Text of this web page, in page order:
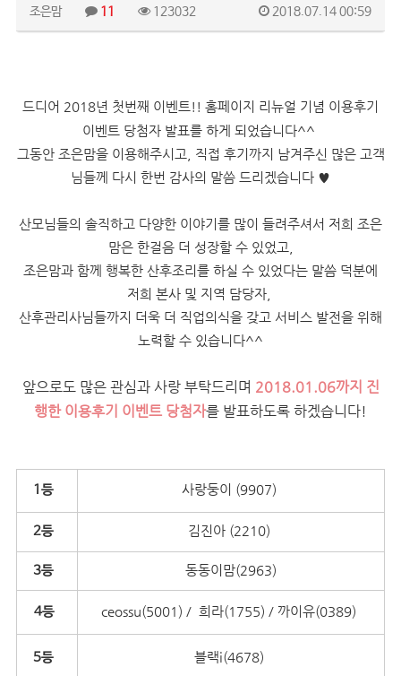
조은맘 11 123032 2018.07.14 00:59
드디어 2018년 첫번째 이벤트!! 홈페이지 리뉴얼 기념 이용후기
이벤트 당첨자 발표를 하게 되었습니다^^
그동안 조은맘을 이용해주시고, 직접 후기까지 남겨주신 많은 고객
님들께 다시 한번 감사의 말씀 드리겠습니다 ♥
산모님들의 솔직하고 다양한 이야기를 많이 들려주셔서 저희 조은
맘은 한걸음 더 성장할 수 있었고,
조은맘과 함께 행복한 산후조리를 하실 수 있었다는 말씀 덕분에
저희 본사 및 지역 담당자,
산후관리사님들까지 더욱 더 직업의식을 갖고 서비스 발전을 위해
노력할 수 있습니다^^
앞으로도 많은 관심과 사랑 부탁드리며 2018.01.06까지 진
행한 이용후기 이벤트 당첨자를 발표하도록 하겠습니다!
1등 사랑둥이 (9907)
2등 김진아 (2210)
3등 동동이맘(2963)
4등 ceossu(5001) / 희라(1755) / 까이유(0389)
5등 블랙i(4678)